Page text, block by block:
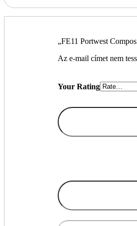
„FE11 Portwest
Az e-mail címet nem
Your Rating